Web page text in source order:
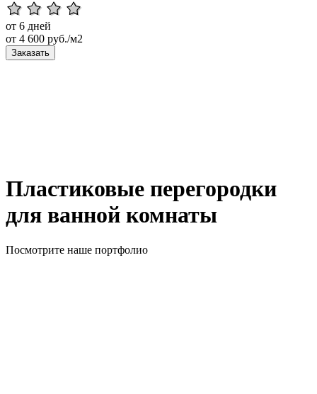
от 6 дней
от 4 600 руб./м2
Заказать
Пластиковые перегородки
для ванной комнаты
Посмотрите наше портфолио